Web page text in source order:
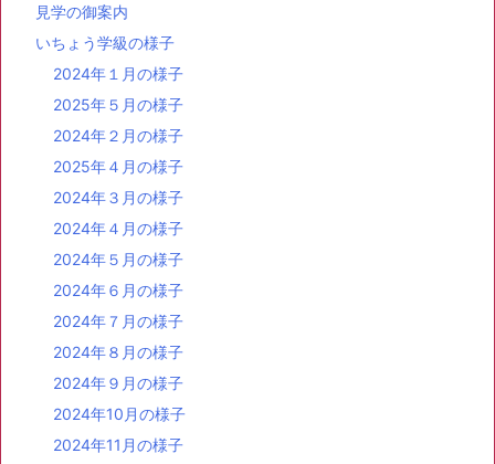
見学の御案内
いちょう学級の様子
2024年１月の様子
2025年５月の様子
2024年２月の様子
2025年４月の様子
2024年３月の様子
2024年４月の様子
2024年５月の様子
2024年６月の様子
2024年７月の様子
2024年８月の様子
2024年９月の様子
2024年10月の様子
2024年11月の様子